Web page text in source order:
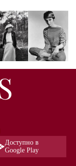
Доступно в
Google Play